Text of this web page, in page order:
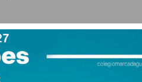
Clube, e a melhor jogadora foi